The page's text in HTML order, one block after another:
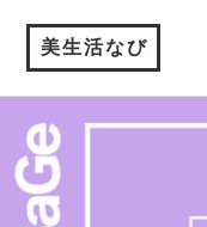
美生活なび